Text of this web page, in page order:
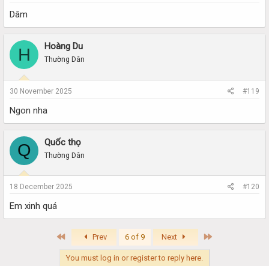
Dâm
H Hoàng Du
Thường Dân
30 November 2025 #119
Ngon nha
Q Quốc thọ
Thường Dân
18 December 2025 #120
Em xinh quá
First Prev 6 of 9 Next
You must log in or register to reply here.